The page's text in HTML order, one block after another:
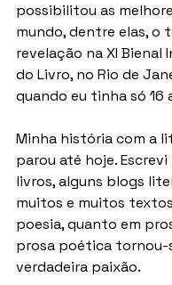
possibilitou as
mundo, dentre elas, o
revelação na XI Bienal
do Livro, no Rio de
quando eu tinha só 16
Minha história com a
parou até hoje.
livros, alguns blogs
muitos e muitos
poesia, quanto em
prosa poética tornou-
verdadeira paixão.